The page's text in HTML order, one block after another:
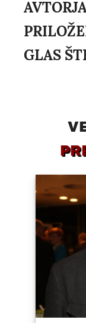
GLAS